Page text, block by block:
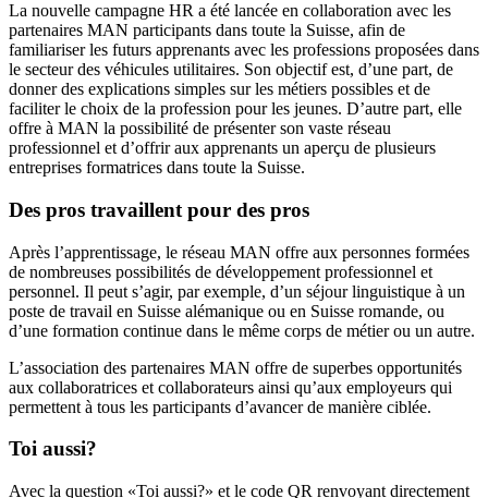
La nouvelle campagne HR a été lancée en collaboration avec les
partenaires MAN participants dans toute la Suisse, afin de
familiariser les futurs apprenants avec les professions proposées dans
le secteur des véhicules utilitaires. Son objectif est, d’une part, de
donner des explications simples sur les métiers possibles et de
faciliter le choix de la profession pour les jeunes. D’autre part, elle
offre à MAN la possibilité de présenter son vaste réseau
professionnel et d’offrir aux apprenants un aperçu de plusieurs
entreprises formatrices dans toute la Suisse.
Des pros travaillent pour des pros
Après l’apprentissage, le réseau MAN offre aux personnes formées
de nombreuses possibilités de développement professionnel et
personnel. Il peut s’agir, par exemple, d’un séjour linguistique à un
poste de travail en Suisse alémanique ou en Suisse romande, ou
d’une formation continue dans le même corps de métier ou un autre.
L’association des partenaires MAN offre de superbes opportunités
aux collaboratrices et collaborateurs ainsi qu’aux employeurs qui
permettent à tous les participants d’avancer de manière ciblée.
Toi aussi?
Avec la question «Toi aussi?» et le code QR renvoyant directement